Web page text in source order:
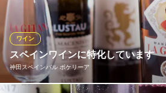
ンや赤ワインなど、ご堪能いただけま
ワー、焼酎などもご用意しております。
とときをお過ごしください♪
少人数貸切×記念日 meat＆wine
肉とワインが自慢のお店
JR神田駅 徒歩3分
スペインワインに特化しています
神田スペインバル ボケリーア
ワイン